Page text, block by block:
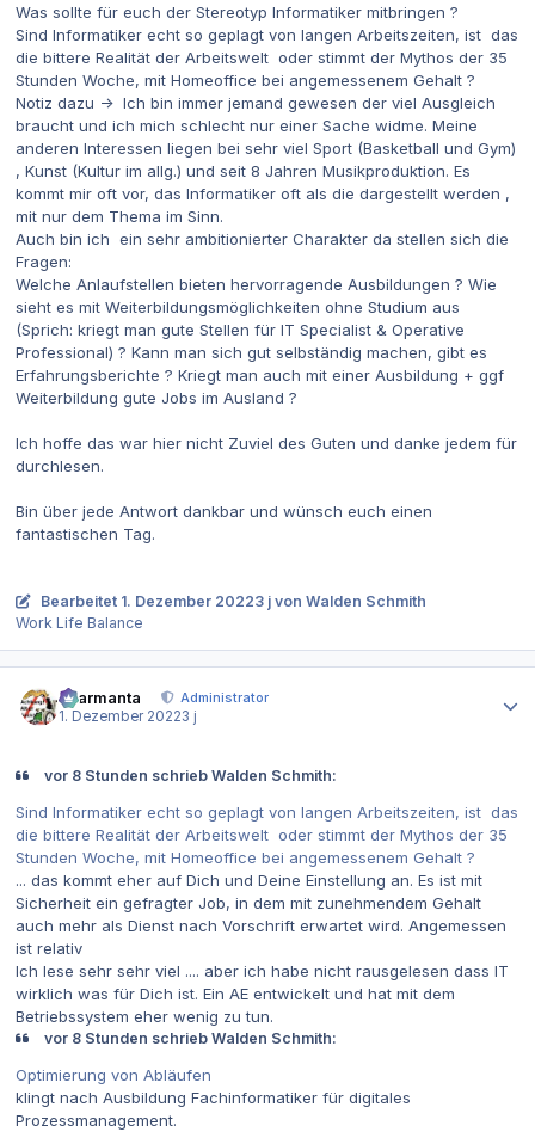
Was sollte für euch der Stereotyp Informatiker mitbringen ?
Sind Informatiker echt so geplagt von langen Arbeitszeiten, ist das
die bittere Realität der Arbeitswelt oder stimmt der Mythos der 35
Stunden Woche, mit Homeoffice bei angemessenem Gehalt ?
Notiz dazu -> Ich bin immer jemand gewesen der viel Ausgleich
braucht und ich mich schlecht nur einer Sache widme. Meine
anderen Interessen liegen bei sehr viel Sport (Basketball und Gym)
, Kunst (Kultur im allg.) und seit 8 Jahren Musikproduktion. Es
kommt mir oft vor, das Informatiker oft als die dargestellt werden ,
mit nur dem Thema im Sinn.
Auch bin ich ein sehr ambitionierter Charakter da stellen sich die
Fragen:
Welche Anlaufstellen bieten hervorragende Ausbildungen ? Wie
sieht es mit Weiterbildungsmöglichkeiten ohne Studium aus
(Sprich: kriegt man gute Stellen für IT Specialist & Operative
Professional) ? Kann man sich gut selbständig machen, gibt es
Erfahrungsberichte ? Kriegt man auch mit einer Ausbildung + ggf
Weiterbildung gute Jobs im Ausland ?
Ich hoffe das war hier nicht Zuviel des Guten und danke jedem für
durchlesen.
Bin über jede Antwort dankbar und wünsch euch einen
fantastischen Tag.
Bearbeitet 1. Dezember 20223 j von Walden Schmith
Work Life Balance
charmanta
Administrator
1. Dezember 20223 j
vor 8 Stunden schrieb Walden Schmith:
Sind Informatiker echt so geplagt von langen Arbeitszeiten, ist das
die bittere Realität der Arbeitswelt oder stimmt der Mythos der 35
Stunden Woche, mit Homeoffice bei angemessenem Gehalt ?
... das kommt eher auf Dich und Deine Einstellung an. Es ist mit
Sicherheit ein gefragter Job, in dem mit zunehmendem Gehalt
auch mehr als Dienst nach Vorschrift erwartet wird. Angemessen
ist relativ
Ich lese sehr sehr viel .... aber ich habe nicht rausgelesen dass IT
wirklich was für Dich ist. Ein AE entwickelt und hat mit dem
Betriebssystem eher wenig zu tun.
vor 8 Stunden schrieb Walden Schmith:
Optimierung von Abläufen
klingt nach Ausbildung Fachinformatiker für digitales
Prozessmanagement.